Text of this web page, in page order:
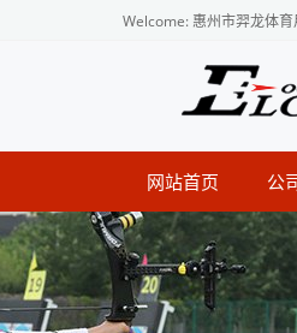
Welcome: 惠州市羿龙体
网站首页 公